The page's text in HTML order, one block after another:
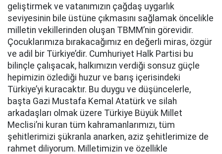
geliştirmek ve vatanımızın çağdaş uygarlık
seviyesinin bile üstüne çıkmasını sağlamak öncelikle
milletin vekillerinden oluşan TBMM’nin görevidir.
Çocuklarımıza bırakacağımız en değerli miras, özgür
ve adil bir Türkiye’dir. Cumhuriyet Halk Partisi bu
bilinçle çalışacak, halkımızın verdiği sonsuz güçle
hepimizin özlediği huzur ve barış içerisindeki
Türkiye’yi kuracaktır. Bu duygu ve düşüncelerle,
başta Gazi Mustafa Kemal Atatürk ve silah
arkadaşları olmak üzere Türkiye Büyük Millet
Meclisi’ni kuran tüm kahramanlarımızı, tüm
şehitlerimizi şükranla anarken, aziz şehitlerimize de
rahmet diliyorum. Milletimizin ve özellikle